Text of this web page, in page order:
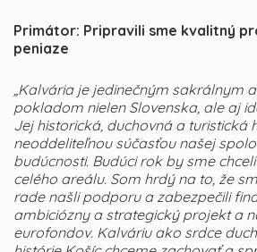
Primátor: Pripravili sme kvalitný
peniaze
„Kalvária je jedinečným sakrálnym
pokladom nielen Slovenska, ale aj
Jej historická, duchovná a turistická
neoddeliteľnou súčasťou našej
budúcnosti. Budúci rok by sme
celého areálu. Som hrdý na to, že
rade našli podporu a zabezpečili
ambiciózny a strategický projekt a
eurofondov. Kalváriu ako srdce